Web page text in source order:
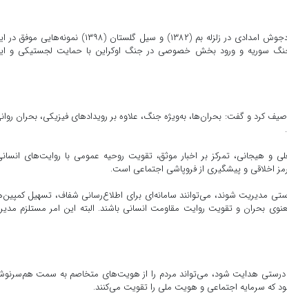
وی با اشاره به قدمت اقدامات مسئولانه مردمی گفت: کمپ‌های خودجوش امدادی در زلزله بم (۱۳۸۲) و سیل گلستان (۱۳۹۸)
در جنگ سوریه و ورود بخش خصوصی در جنگ اوکراین با حمایت لجستیکی و
کرد و گفت: بحران‌ها، به‌ویژه جنگ، علاوه بر رویدادهای فیزیکی، بحران
و هیجانی، تمرکز بر اخبار موثق، تقویت روحیه عمومی با روایت‌های
اخلاقی و پیشگیری از فروپاشی اجتماعی است.
مدیریت شوند، می‌توانند سامانه‌ای برای اطلاع‌رسانی شفاف، تسهیل
بحران و تقویت روایت مقاومت انسانی باشند. البته این امر مستلزم
به درستی هدایت شود، می‌تواند مردم را از هویت‌های متخاصم به سمت
که سرمایه اجتماعی و هویت ملی را تقویت می‌کنند.